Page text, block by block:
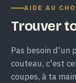
AIDE AU
Trouver
Pas besoin d'un
couteau, c'est
coupes, à ta